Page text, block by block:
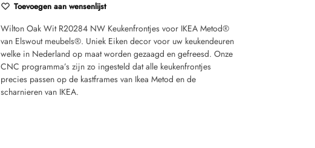
Toevoegen aan wensenlijst
Wilton Oak Wit R20284 NW Keukenfrontjes voor IKEA Metod®
van Elswout meubels®. Uniek Eiken decor voor uw keukendeuren
welke in Nederland op maat worden gezaagd en gefreesd. Onze
CNC programma’s zijn zo ingesteld dat alle keukenfrontjes
precies passen op de kastframes van Ikea Metod en de
scharnieren van IKEA.